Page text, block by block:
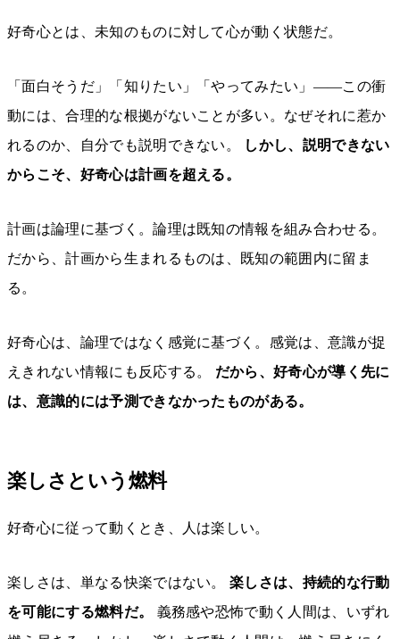
好奇心とは、未知のものに対して心が動く状態だ。
「面白そうだ」「知りたい」「やってみたい」——この衝
動には、合理的な根拠がないことが多い。なぜそれに惹か
れるのか、自分でも説明できない。
しかし、説明できない
からこそ、好奇心は計画を超える。
計画は論理に基づく。論理は既知の情報を組み合わせる。
だから、計画から生まれるものは、既知の範囲内に留ま
る。
好奇心は、論理ではなく感覚に基づく。感覚は、意識が捉
えきれない情報にも反応する。 だから、好奇心が導く先に
は、意識的には予測できなかったものがある。
楽しさという燃料
好奇心に従って動くとき、人は楽しい。
楽しさは、単なる快楽ではない。楽しさは、持続的な行動
を可能にする燃料だ。
義務感や恐怖で動く人間は、いずれ